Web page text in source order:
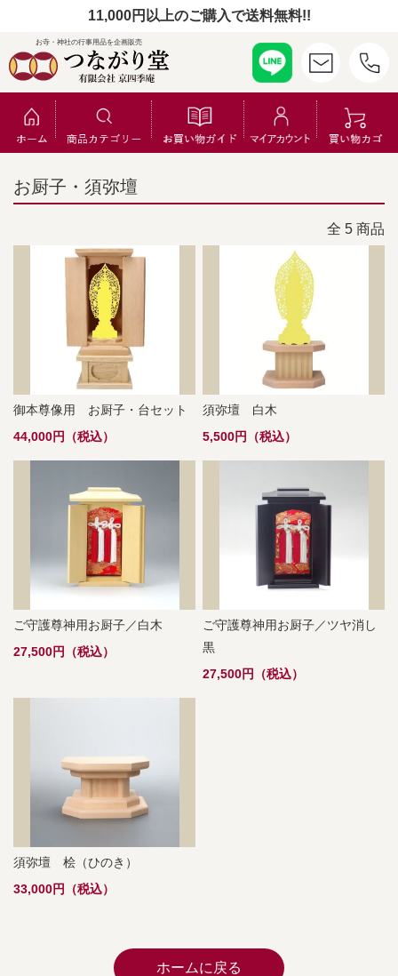
11,000円以上のご購入で送料無料!!
お寺・神社の行事用品を企画販売
お厨子・須弥壇
全 5 商品
御本尊像用 お厨子・台セット
44,000円（税込）
須弥壇 白木
5,500円（税込）
ご守護尊神用お厨子／白木
27,500円（税込）
ご守護尊神用お厨子／ツヤ消し
黒
27,500円（税込）
須弥壇 桧（ひのき）
33,000円（税込）
ホームに戻る